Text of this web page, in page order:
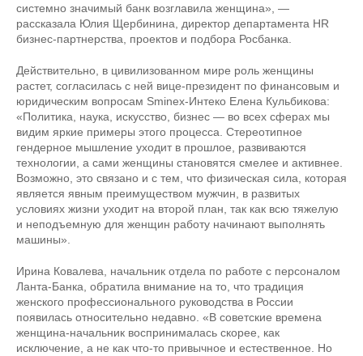
системно значимый банк возглавила женщина», —
рассказала Юлия Щербинина, директор департамента HR
бизнес-партнерства, проектов и подбора Росбанка.
Действительно, в цивилизованном мире роль женщины
растет, согласилась с ней вице-президент по финансовым и
юридическим вопросам Sminex-Интеко Елена Кульбикова:
«Политика, наука, искусство, бизнес — во всех сферах мы
видим яркие примеры этого процесса. Стереотипное
гендерное мышление уходит в прошлое, развиваются
технологии, а сами женщины становятся смелее и активнее.
Возможно, это связано и с тем, что физическая сила, которая
является явным преимуществом мужчин, в развитых
условиях жизни уходит на второй план, так как всю тяжелую
и неподъемную для женщин работу начинают выполнять
машины».
Ирина Ковалева, начальник отдела по работе с персоналом
Ланта-Банка, обратила внимание на то, что традиция
женского профессионального руководства в России
появилась относительно недавно. «В советские времена
женщина-начальник воспринималась скорее, как
исключение, а не как что-то привычное и естественное. Но